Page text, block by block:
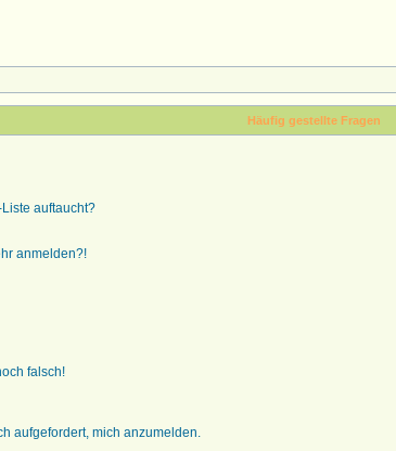
Häufig gestellte Fragen
auftaucht?
anmelden?!
falsch!
aufgefordert, mich anzumelden.